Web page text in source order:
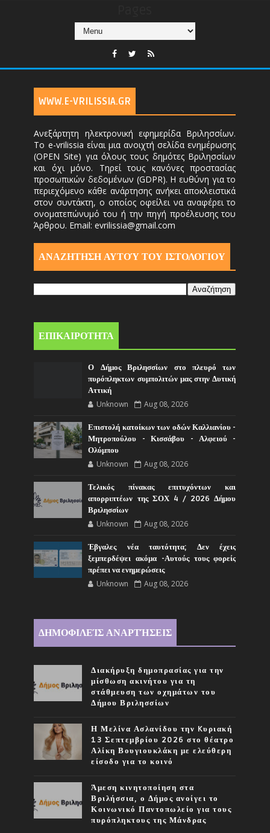
WWW.E-VRILISSIA.GR
Ανεξάρτητη ηλεκτρονική εφημερίδα Βριλησσίων.
Το e-vrilissia είναι μια ανοιχτή σελίδα ενημέρωσης
(OPEN Site) για όλους τους δημότες Βριλησσίων
και όχι μόνο. Τηρεί τους κανόνες προστασίας
προσωπικών δεδομένων (GDPR). Η ευθύνη για το
περιεχόμενο κάθε ανάρτησης ανήκει αποκλειστικά
στον συντάκτη, ο οποίος οφείλει να αναφέρει το
ονοματεπώνυμό του ή την πηγή προέλευσης του
Άρθρου. Email: evrilissia@gmail.com
ΑΝΑΖΗΤΗΣΗ ΑΥΤΟΎ ΤΟΥ ΙΣΤΟΛΟΓΙΟΥ
ΕΠΙΚΑΙΡΟΤΗΤΑ
Ο Δήμος Βριλησσίων στο πλευρό των
πυρόπληκτων συμπολιτών μας στην Δυτική
Αττική
Unknown Aug 08, 2026
Επιστολή κατοίκων των οδών Καλλιανίου -
Μητροπούλου - Κισσάβου - Αλφειού -
Ολύμπου
Unknown Aug 08, 2026
Τελικός πίνακας επιτυχόντων και
απορριπτέων της ΣΟΧ 4 / 2026 Δήμου
Βριλησσίων
Unknown Aug 08, 2026
Έβγαλες νέα ταυτότητα; Δεν έχεις
ξεμπερδέψει ακόμα -Αυτούς τους φορείς
πρέπει να ενημερώσεις
Unknown Aug 08, 2026
ΔΗΜΟΦΙΛΕΊΣ ΑΝΑΡΤΉΣΕΙΣ
Διακήρυξη δημοπρασίας για την
μίσθωση ακινήτου για τη
στάθμευση των οχημάτων του
Δήμου Βριλησσίων
Η Μελίνα Ασλανίδου την Kυριακή
13 Σεπτεμβρίου 2026 στο θέατρο
Αλίκη Βουγιουκλάκη με ελεύθερη
είσοδο για το κοινό
Άμεση κινητοποίηση στα
Βριλήσσια, ο Δήμος ανοίγει το
Κοινωνικό Παντοπωλείο για τους
πυρόπληκτους της Μάνδρας